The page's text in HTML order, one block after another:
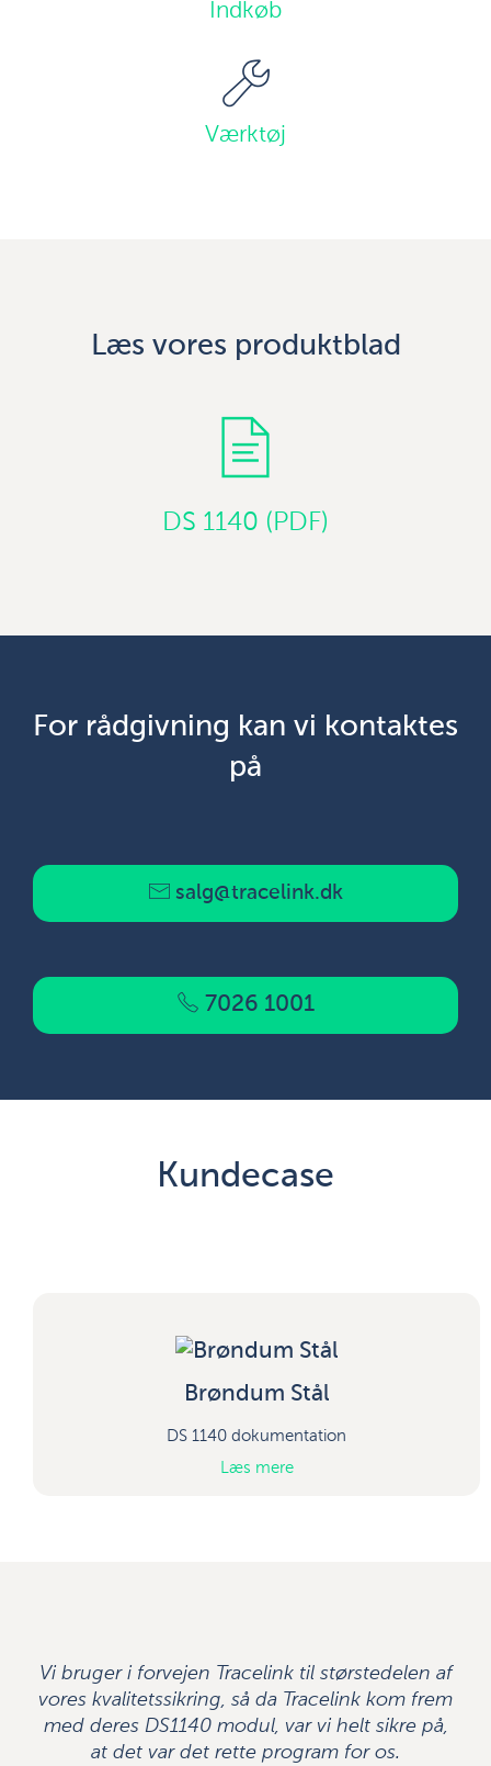
Indkøb
Værktøj
Læs vores produktblad
DS 1140 (PDF)
For rådgivning kan vi kontaktes
på
salg@tracelink.dk
7026 1001
Kundecase
Brøndum Stål
DS 1140 dokumentation
Læs mere
Vi bruger i forvejen Tracelink til størstedelen af
vores kvalitetssikring, så da Tracelink kom frem
med deres DS1140 modul, var vi helt sikre på,
at det var det rette program for os.